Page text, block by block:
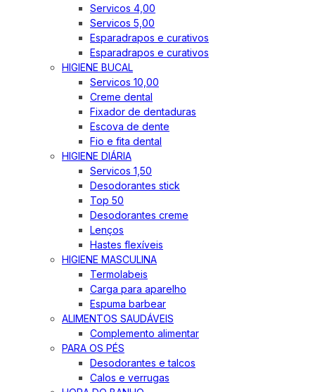
Servicos 4,00
Servicos 5,00
Esparadrapos e curativos
Esparadrapos e curativos
HIGIENE BUCAL
Servicos 10,00
Creme dental
Fixador de dentaduras
Escova de dente
Fio e fita dental
HIGIENE DIÁRIA
Servicos 1,50
Desodorantes stick
Top 50
Desodorantes creme
Lenços
Hastes flexíveis
HIGIENE MASCULINA
Termolabeis
Carga para aparelho
Espuma barbear
ALIMENTOS SAUDÁVEIS
Complemento alimentar
PARA OS PÉS
Desodorantes e talcos
Calos e verrugas